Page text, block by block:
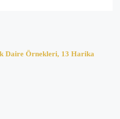
Daire Örnekleri, 13 Harika